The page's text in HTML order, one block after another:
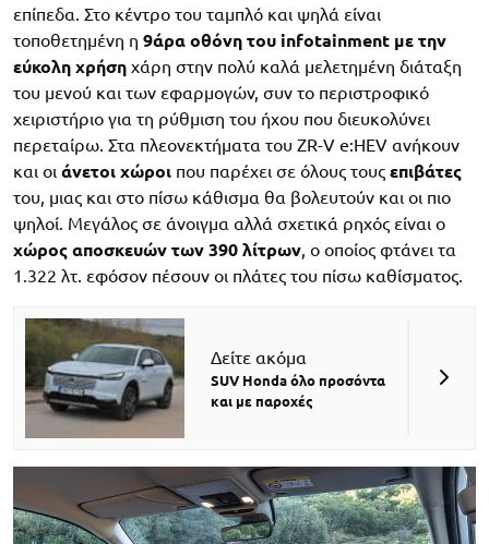
επίπεδα. Στο κέντρο του ταμπλό και ψηλά είναι
τοποθετημένη η 9άρα οθόνη του infotainment με την
εύκολη χρήση χάρη στην πολύ καλά μελετημένη διάταξη
του μενού και των εφαρμογών, συν το περιστροφικό
χειριστήριο για τη ρύθμιση του ήχου που διευκολύνει
περεταίρω. Στα πλεονεκτήματα του ZR-V e:HEV ανήκουν
και οι άνετοι χώροι που παρέχει σε όλους τους επιβάτες
του, μιας και στο πίσω κάθισμα θα βολευτούν και οι πιο
ψηλοί. Μεγάλος σε άνοιγμα αλλά σχετικά ρηχός είναι ο
χώρος αποσκευών των 390 λίτρων, ο οποίος φτάνει τα
1.322 λτ. εφόσον πέσουν οι πλάτες του πίσω καθίσματος.
Δείτε ακόμα
SUV Honda όλο προσόντα
και με παροχές